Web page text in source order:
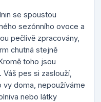
se spoustou
sezónního ovoce a
pečlivě zpracovány,
chutná stejně
toho jsou
pes si zaslouží,
vy doma, nepoužíváme
nebo látky